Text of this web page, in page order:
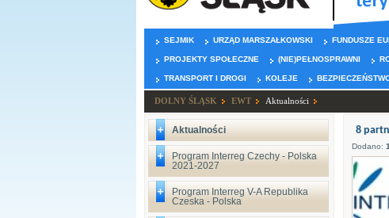
SEJMIK URZĄD MARSZAŁKOWSKI FUNDUSZE
PROJEKTY SPOŁECZNE (NIE)PEŁNOSPRAWNI
TRANSPORT I DROGI KOLEJE
DOLNY ŚLĄSK EWT Aktualności
Aktualności
Program Interreg Czechy - Polska
2021-2027
Program Interreg V-A Republika
Czeska - Polska
8
Dodano: